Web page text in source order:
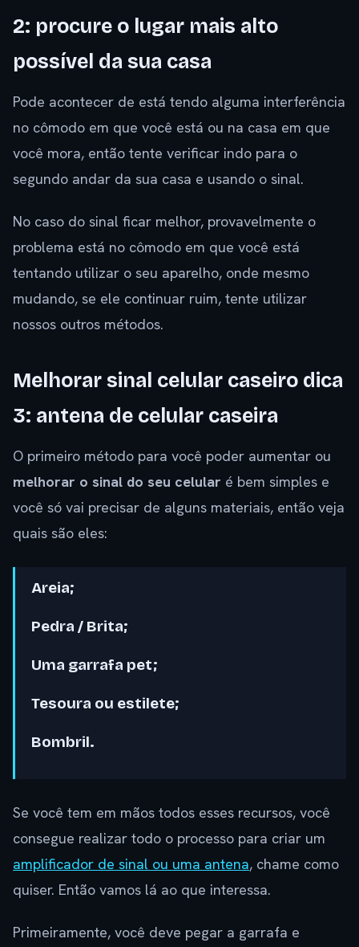
2: procure o lugar mais alto
possível da sua casa
Pode acontecer de está tendo alguma interferência
no cômodo em que você está ou na casa em que
você mora, então tente verificar indo para o
segundo andar da sua casa e usando o sinal.
No caso do sinal ficar melhor, provavelmente o
problema está no cômodo em que você está
tentando utilizar o seu aparelho, onde mesmo
mudando, se ele continuar ruim, tente utilizar
nossos outros métodos.
Melhorar sinal celular caseiro dica
3: antena de celular caseira
O primeiro método para você poder aumentar ou
melhorar o sinal do seu celular é bem simples e
você só vai precisar de alguns materiais, então veja
quais são eles:
Areia;
Pedra / Brita;
Uma garrafa pet;
Tesoura ou estilete;
Bombril.
Se você tem em mãos todos esses recursos, você
consegue realizar todo o processo para criar um
amplificador de sinal ou uma antena, chame como
quiser. Então vamos lá ao que interessa.
Primeiramente, você deve pegar a garrafa e